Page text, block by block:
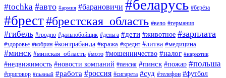
#tochka #авто #армия #барановичи #беларусь #берёза
#брест#брестская_область #вело #германия
#гибель #гродно #дальнобойщик #деньга #дети #животное #зарплата
#здоровье #кобрин #контрабанда #кража #кредит #литва #медицина
#минск #минская_область #мото #мошенничество #налог #наркотик
#недвижимость #новости компаний #пенсия #пинск #пожар #польша
#приговор #пьяный #работа #россия #сигарета #суд #телефон #футбол